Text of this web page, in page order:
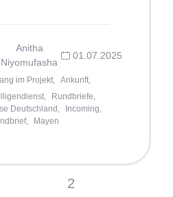
Anitha
Niyomufasha
01.07.2025
im Projekt,
Ankunft,
Rundbriefe,
Deutschland,
Incoming,
Mayen
2